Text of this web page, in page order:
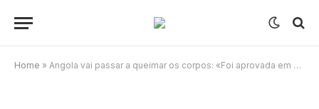
Home » Angola vai passar a queimar os corpos: «Foi aprovada em Assembleia Nacional, esta quinta-feira, a Proposta de Lei da Cremação cadáveres não inumados» – Assunção News